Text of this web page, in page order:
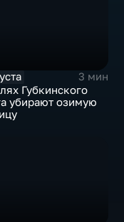
3 мин
Губкинского
убирают озимую